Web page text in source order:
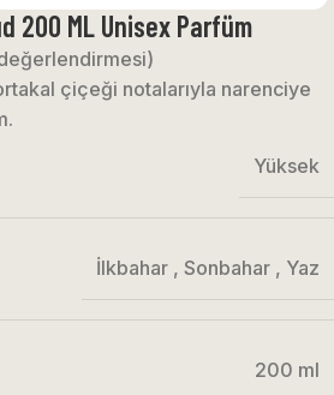
200 ML Unisex Parfüm
çiçeği notalarıyla narenciye
Yüksek
İlkbahar , Sonbahar , Yaz
200 ml